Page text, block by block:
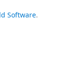
Software.